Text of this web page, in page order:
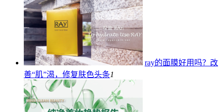
ray的面膜好用吗？改
善“肌”渴，修复肤色头条1